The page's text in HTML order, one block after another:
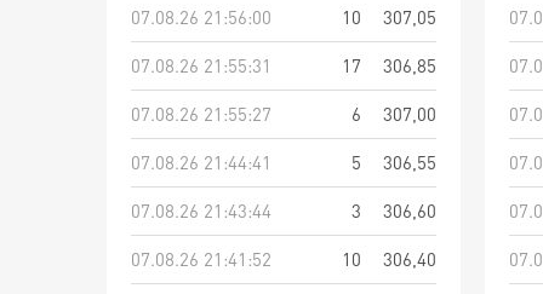
07.08.26 21:56:00
10
307,05
07.08.26 21:55:31
17
306,85
07.08.26 21:55:27
6
307,00
07.08.26 21:44:41
5
306,55
07.08.26 21:43:44
3
306,60
07.08.26 21:41:52
10
306,40